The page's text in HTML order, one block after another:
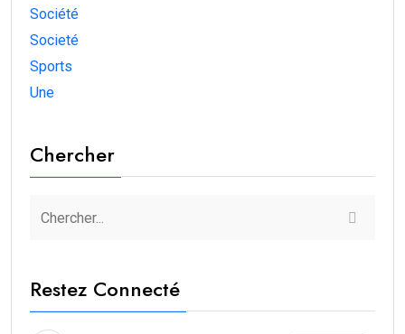
Société
Societé
Sports
Une
Chercher
Restez Connecté